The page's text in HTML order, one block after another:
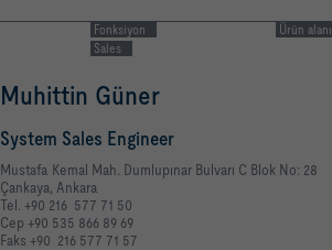
Fonksiyon
Sales
Ürün alanı
Muhittin Güner
System Sales Engineer
Mustafa Kemal Mah. Dumlupınar Bulvarı C Blok No: 28
Çankaya, Ankara
Tel. +90 216 577 71 50
Cep +90 535 866 89 69
Faks +90 216 577 71 57